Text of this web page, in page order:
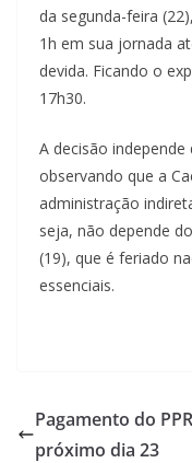
da segunda-feira
1h em sua jornada
devida. Ficando o
17h30.
A decisão
observando que a
administração
seja, não depende
(19), que é feriado
essenciais.
Pagamento do
próximo dia 23